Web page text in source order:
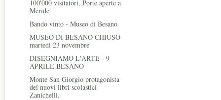
100'000 visitatori, Porte aperte a
Meride
Bando vinto - Museo di Besano
MUSEO DI BESANO CHIUSO
martedì 23 novembre
DISEGNIAMO L'ARTE - 9
APRILE BESANO
Monte San Giorgio protagonista
dei nuovi libri scolastici
Zanichelli.